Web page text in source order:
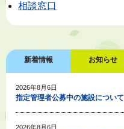
相談窓口
新着情報 お知らせ
2026年8月6日
指定管理者公募中の施設について
2026年8月6日